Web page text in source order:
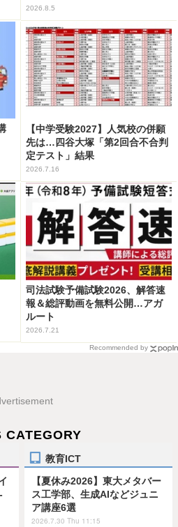
2026.8.5
【中学受験2027】人気校の併願
先は…四谷大塚「第2回合不合判
定テスト」結果
2026.7.16
司法試験予備試験2026、解答速
報＆総評動画を無料公開…アガ
ルート
2026.7.21
Recommended by
CATEGORY
教育ICT
【夏休み2026】東大メタバー
ス工学部、生成AIなどジュニ
ア講座6選
2026.7.30 Thu 11:15